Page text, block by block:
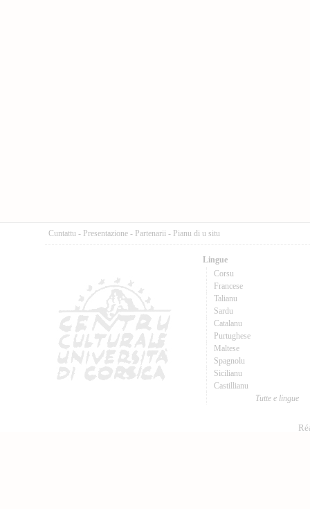
Cuntattu - Presentazione - Partenarii - Pianu di u situ
Lingue
Corsu
Francese
Talianu
Sardu
Catalanu
Purtughese
Maltese
Spagnolu
Sicilianu
Castillianu
Tutte e lingue